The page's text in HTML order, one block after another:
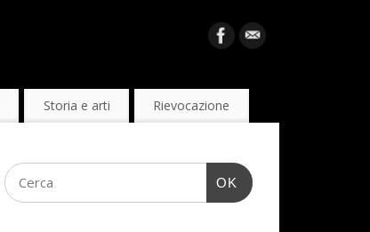
Storia e arti Rievocazione
OK